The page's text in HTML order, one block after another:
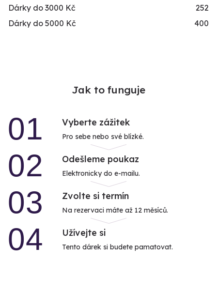
Dárky do 3000 Kč
252
Dárky do 5000 Kč
400
Jak to funguje
01 Vyberte zážitek
Pro sebe nebo své blízké.
02 Odešleme poukaz
Elektronicky do e-mailu.
03 Zvolte si termín
Na rezervaci máte až 12 měsíců.
04 Užívejte si
Tento dárek si budete pamatovat.